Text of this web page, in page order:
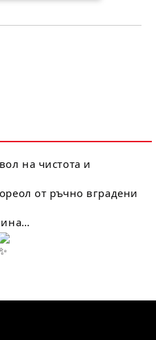
на чистота и
от ръчно вградени